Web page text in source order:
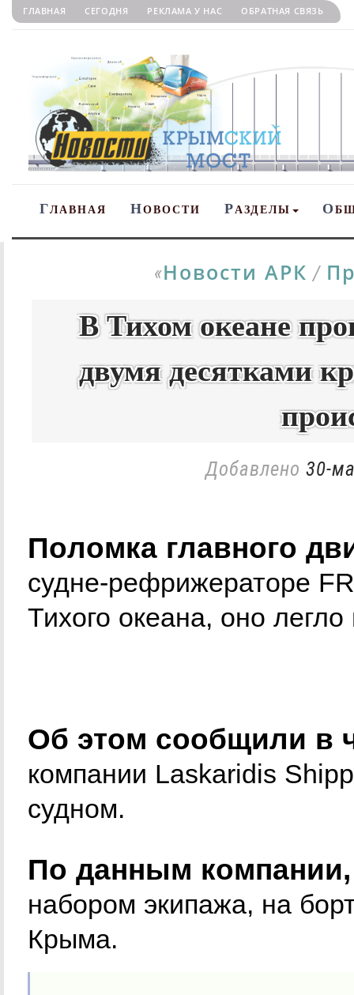
ГЛАВНАЯ СЕГОДНЯ РЕКЛАМА У НАС ОБРАТНАЯ СВЯЗЬ
ГЛАВНАЯ НОВОСТИ РАЗДЕЛЫ О
«Новости АРК /
В Тихом океане
двумя десятками
Добавлено 30-
Поломка главного
судне-рефрижераторе
Тихого океана, оно
Об этом сообщили в
компании Laskaridis
судном.
По данным компании,
набором экипажа, на
Крыма.